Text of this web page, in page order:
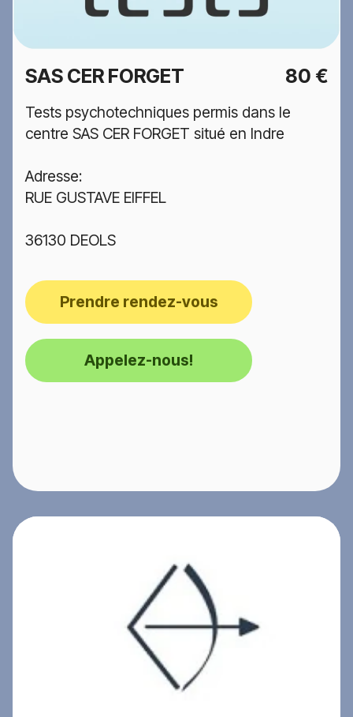
SAS CER FORGET 80 €
Tests psychotechniques permis dans le
centre SAS CER FORGET situé en Indre
Adresse:
RUE GUSTAVE EIFFEL
36130 DEOLS
Prendre rendez-vous
Appelez-nous!